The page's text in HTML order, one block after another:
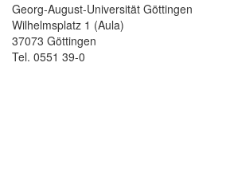
Georg-August-Universität Göttingen
Wilhelmsplatz 1 (Aula)
37073 Göttingen
Tel. 0551 39-0